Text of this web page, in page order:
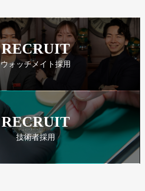
RECRUIT
ウォッチメイト採用
RECRUIT
技術者採用